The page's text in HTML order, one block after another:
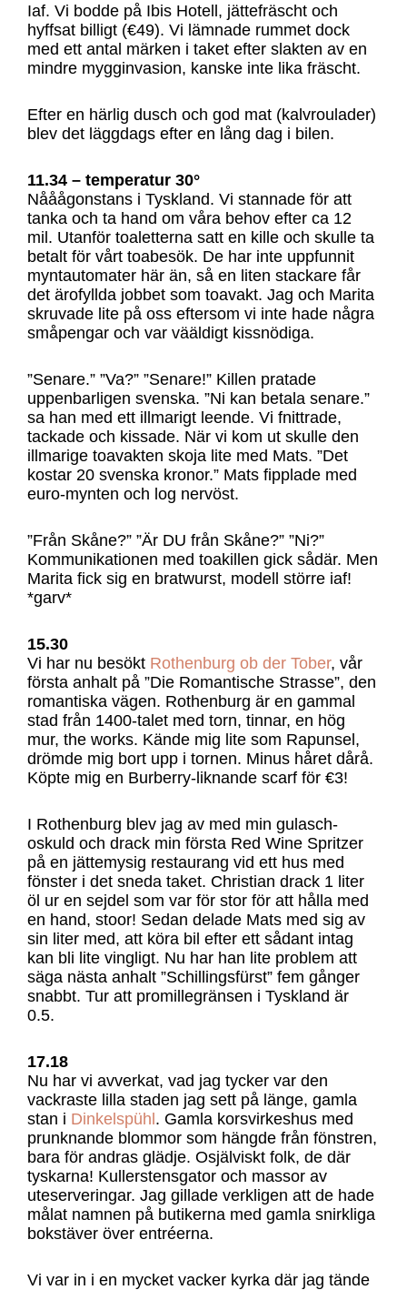
Iaf. Vi bodde på Ibis Hotell, jättefräscht och
hyffsat billigt (€49). Vi lämnade rummet dock
med ett antal märken i taket efter slakten av en
mindre mygginvasion, kanske inte lika fräscht.
Efter en härlig dusch och god mat (kalvroulader)
blev det läggdags efter en lång dag i bilen.
11.34 – temperatur 30­°
Nååågonstans i Tyskland. Vi stannade för att
tanka och ta hand om våra behov efter ca 12
mil. Utanför toaletterna satt en kille och skulle ta
betalt för vårt toabesök. De har inte uppfunnit
myntautomater här än, så en liten stackare får
det ärofyllda jobbet som toavakt. Jag och Marita
skruvade lite på oss eftersom vi inte hade några
småpengar och var vääldigt kissnödiga.
”Senare.” ”Va?” ”Senare!” Killen pratade
uppenbarligen svenska. ”Ni kan betala senare.”
sa han med ett illmarigt leende. Vi fnittrade,
tackade och kissade. När vi kom ut skulle den
illmarige toavakten skoja lite med Mats. ”Det
kostar 20 svenska kronor.” Mats fipplade med
euro-mynten och log nervöst.
”Från Skåne?” ”Är DU från Skåne?” ”Ni?”
Kommunikationen med toakillen gick sådär. Men
Marita fick sig en bratwurst, modell större iaf!
*garv*
15.30
Vi har nu besökt Rothenburg ob der Tober, vår
första anhalt på ”Die Romantische Strasse”, den
romantiska vägen. Rothenburg är en gammal
stad från 1400-talet med torn, tinnar, en hög
mur, the works. Kände mig lite som Rapunsel,
drömde mig bort upp i tornen. Minus håret dårå.
Köpte mig en Burberry-liknande scarf för €3!
I Rothenburg blev jag av med min gulasch-
oskuld och drack min första Red Wine Spritzer
på en jättemysig restaurang vid ett hus med
fönster i det sneda taket. Christian drack 1 liter
öl ur en sejdel som var för stor för att hålla med
en hand, stoor! Sedan delade Mats med sig av
sin liter med, att köra bil efter ett sådant intag
kan bli lite vingligt. Nu har han lite problem att
säga nästa anhalt ”Schillingsfürst” fem gånger
snabbt. Tur att promillegränsen i Tyskland är
0.5.
17.18
Nu har vi avverkat, vad jag tycker var den
vackraste lilla staden jag sett på länge, gamla
stan i Dinkelspühl. Gamla korsvirkeshus med
prunknande blommor som hängde från fönstren,
bara för andras glädje. Osjälviskt folk, de där
tyskarna! Kullerstensgator och massor av
uteserveringar. Jag gillade verkligen att de hade
målat namnen på butikerna med gamla snirkliga
bokstäver över entréerna.
Vi var in i en mycket vacker kyrka där jag tände